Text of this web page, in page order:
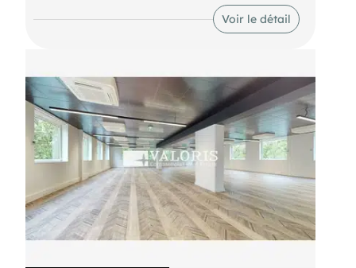
Voir le détail